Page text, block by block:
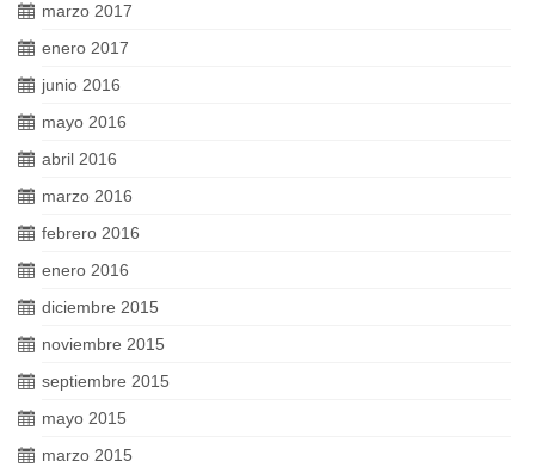
marzo 2017
enero 2017
junio 2016
mayo 2016
abril 2016
marzo 2016
febrero 2016
enero 2016
diciembre 2015
noviembre 2015
septiembre 2015
mayo 2015
marzo 2015